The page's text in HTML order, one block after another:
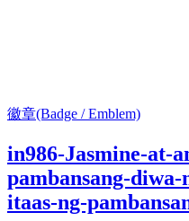
徽章(Badge / Emblem)
in986-Jasmine-at-
pambansang-
itaas-ng-